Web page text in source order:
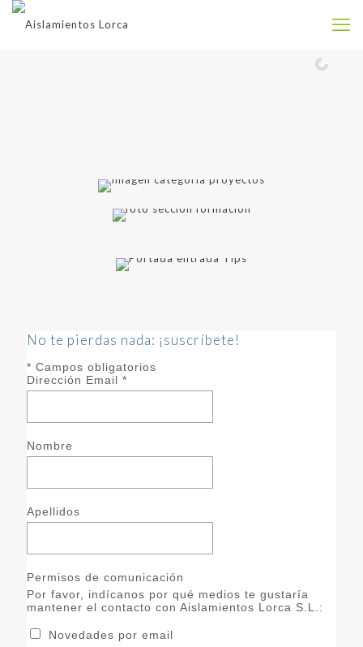
No te pierdas nada: ¡suscríbete!
* Campos obligatorios
Dirección Email *
Nombre
Apellidos
Permisos de comunicación
Por favor, indícanos por qué medios te gustaría
mantener el contacto con Aislamientos Lorca S.L.:
Novedades por email